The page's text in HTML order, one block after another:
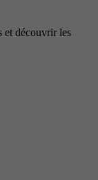
et découvrir les